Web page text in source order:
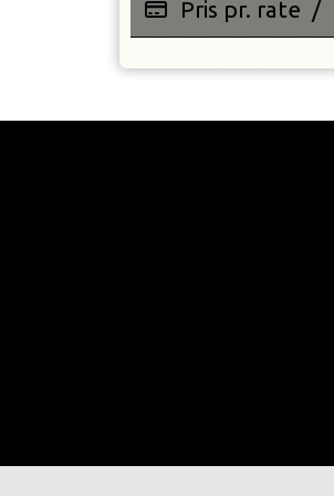
Pris pr. rate /